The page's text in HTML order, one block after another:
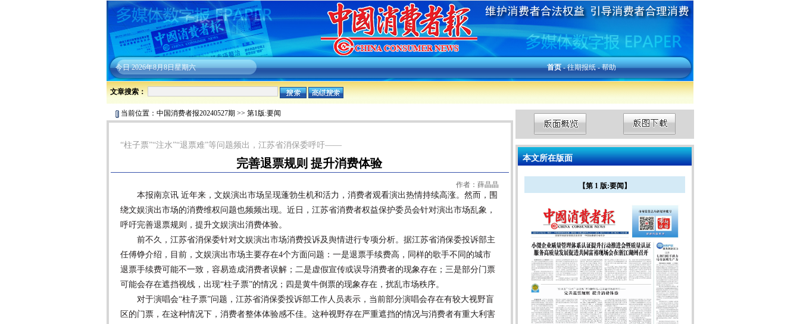
今日2026年8月8日星期六 首页-往期报纸-帮助
文章搜索：
当前位置： 中国消费者报20240527期 >> 第1版:要闻
“柱子票”“注水”“退票难”等问题频出，江苏省消保委呼吁——
完善退票规则 提升消费体验
作者：薛晶晶
本报南京讯 近年来，文娱演出市场呈现蓬勃生机和活力，消费者观看演出热情持续高涨。然而，围
绕文娱演出市场的消费维权问题也频频出现。近日，江苏省消费者权益保护委员会针对演出市场乱象，
呼吁完善退票规则，提升文娱演出消费体验。
前不久，江苏省消保委针对文娱演出市场消费投诉及舆情进行专项分析。据江苏省消保委投诉部主
任傅铮介绍，目前，文娱演出市场主要存在4个方面问题：一是退票手续费高，同样的歌手不同的城市
退票手续费可能不一致，容易造成消费者误解；二是虚假宣传或误导消费者的现象存在；三是部分门票
可能会存在遮挡视线，出现“柱子票”的情况；四是黄牛倒票的现象存在，扰乱市场秩序。
对于演唱会“柱子票”问题，江苏省消保委投诉部工作人员表示，当前部分演唱会存在有较大视野盲
区的门票，在这种情况下，消费者整体体验感不佳。这种视野存在严重遮挡的情况与消费者有重大利害
本文所在版面
【第 1 版:要闻】